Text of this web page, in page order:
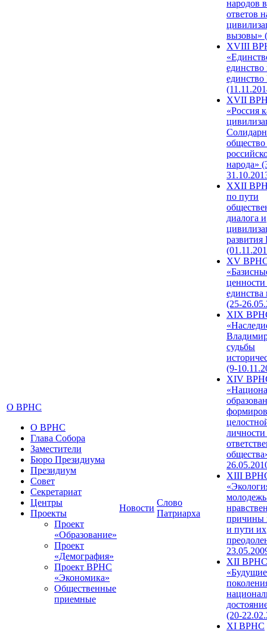
О ВРНС
О ВРНС
Глава Собора
Заместители
Бюро Президиума
Президиум
Совет
Секретариат
Центры
Проекты
Проект
«Образование»
Проект
«Демография»
Проект ВРНС
«Экономика»
Общественные
приемные
Новости
Слово
Патриарха
народов
ответов
вызовы»
XVIII
единство
единство
XVII
«Россия
народа»
XXII
по пути
диалога и
развития
XV
единства
(25-
XIX
судьбы
(9-
XIV
XIII
причины
и пути их
XII ВРНС
«Будущие
(20-
XI ВРНС